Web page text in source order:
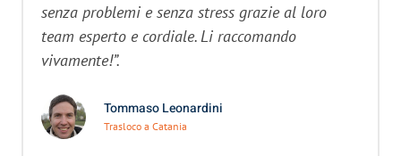
senza problemi e senza stress grazie al loro
team esperto e cordiale. Li raccomando
vivamente!”.
Tommaso Leonardini
Trasloco a Catania